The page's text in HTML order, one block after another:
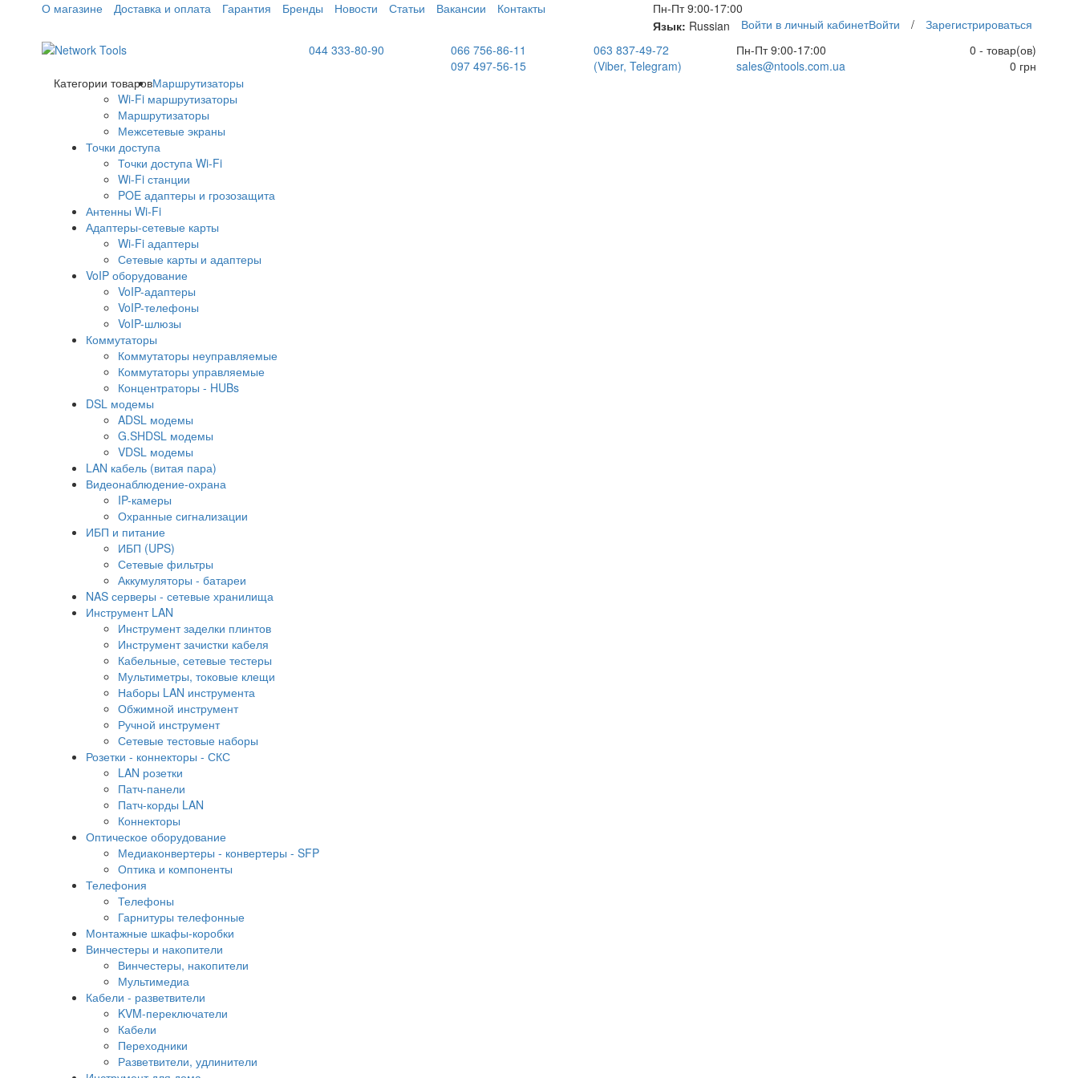
О магазине Доставка и оплата Гарантия Бренды Новости Статьи Вакансии Контакты
Пн-Пт 9:00-17:00
Язык: Russian Войти в личный кабинетВойти /
Зарегистрироваться
044 333-80-90
066 756-86-11
097 497-56-15
063 837-49-72
(Viber, Telegram)
Пн-Пт 9:00-17:00
sales@ntools.com.ua
0 - товар(ов)
0 грн
Категории товаровМаршрутизаторы
Wi-Fi маршрутизаторы
Маршрутизаторы
Межсетевые экраны
Точки доступа
Точки доступа Wi-Fi
Wi-Fi станции
POE адаптеры и грозозащита
Антенны Wi-Fi
Адаптеры-сетевые карты
Wi-Fi адаптеры
Сетевые карты и адаптеры
VoIP оборудование
VoIP-адаптеры
VoIP-телефоны
VoIP-шлюзы
Коммутаторы
Коммутаторы неуправляемые
Коммутаторы управляемые
Концентраторы - HUBs
DSL модемы
ADSL модемы
G.SHDSL модемы
VDSL модемы
LAN кабель (витая пара)
Видеонаблюдение-охрана
IP-камеры
Охранные сигнализации
ИБП и питание
ИБП (UPS)
Сетевые фильтры
Аккумуляторы - батареи
NAS серверы - сетевые хранилища
Инструмент LAN
Инструмент заделки плинтов
Инструмент зачистки кабеля
Кабельные, сетевые тестеры
Мультиметры, токовые клещи
Наборы LAN инструмента
Обжимной инструмент
Ручной инструмент
Сетевые тестовые наборы
Розетки - коннекторы - СКС
LAN розетки
Патч-панели
Патч-корды LAN
Коннекторы
Оптическое оборудование
Медиаконвертеры - конвертеры - SFP
Оптика и компоненты
Телефония
Телефоны
Гарнитуры телефонные
Монтажные шкафы-коробки
Винчестеры и накопители
Винчестеры, накопители
Мультимедиа
Кабели - разветвители
KVM-переключатели
Кабели
Переходники
Разветвители, удлинители